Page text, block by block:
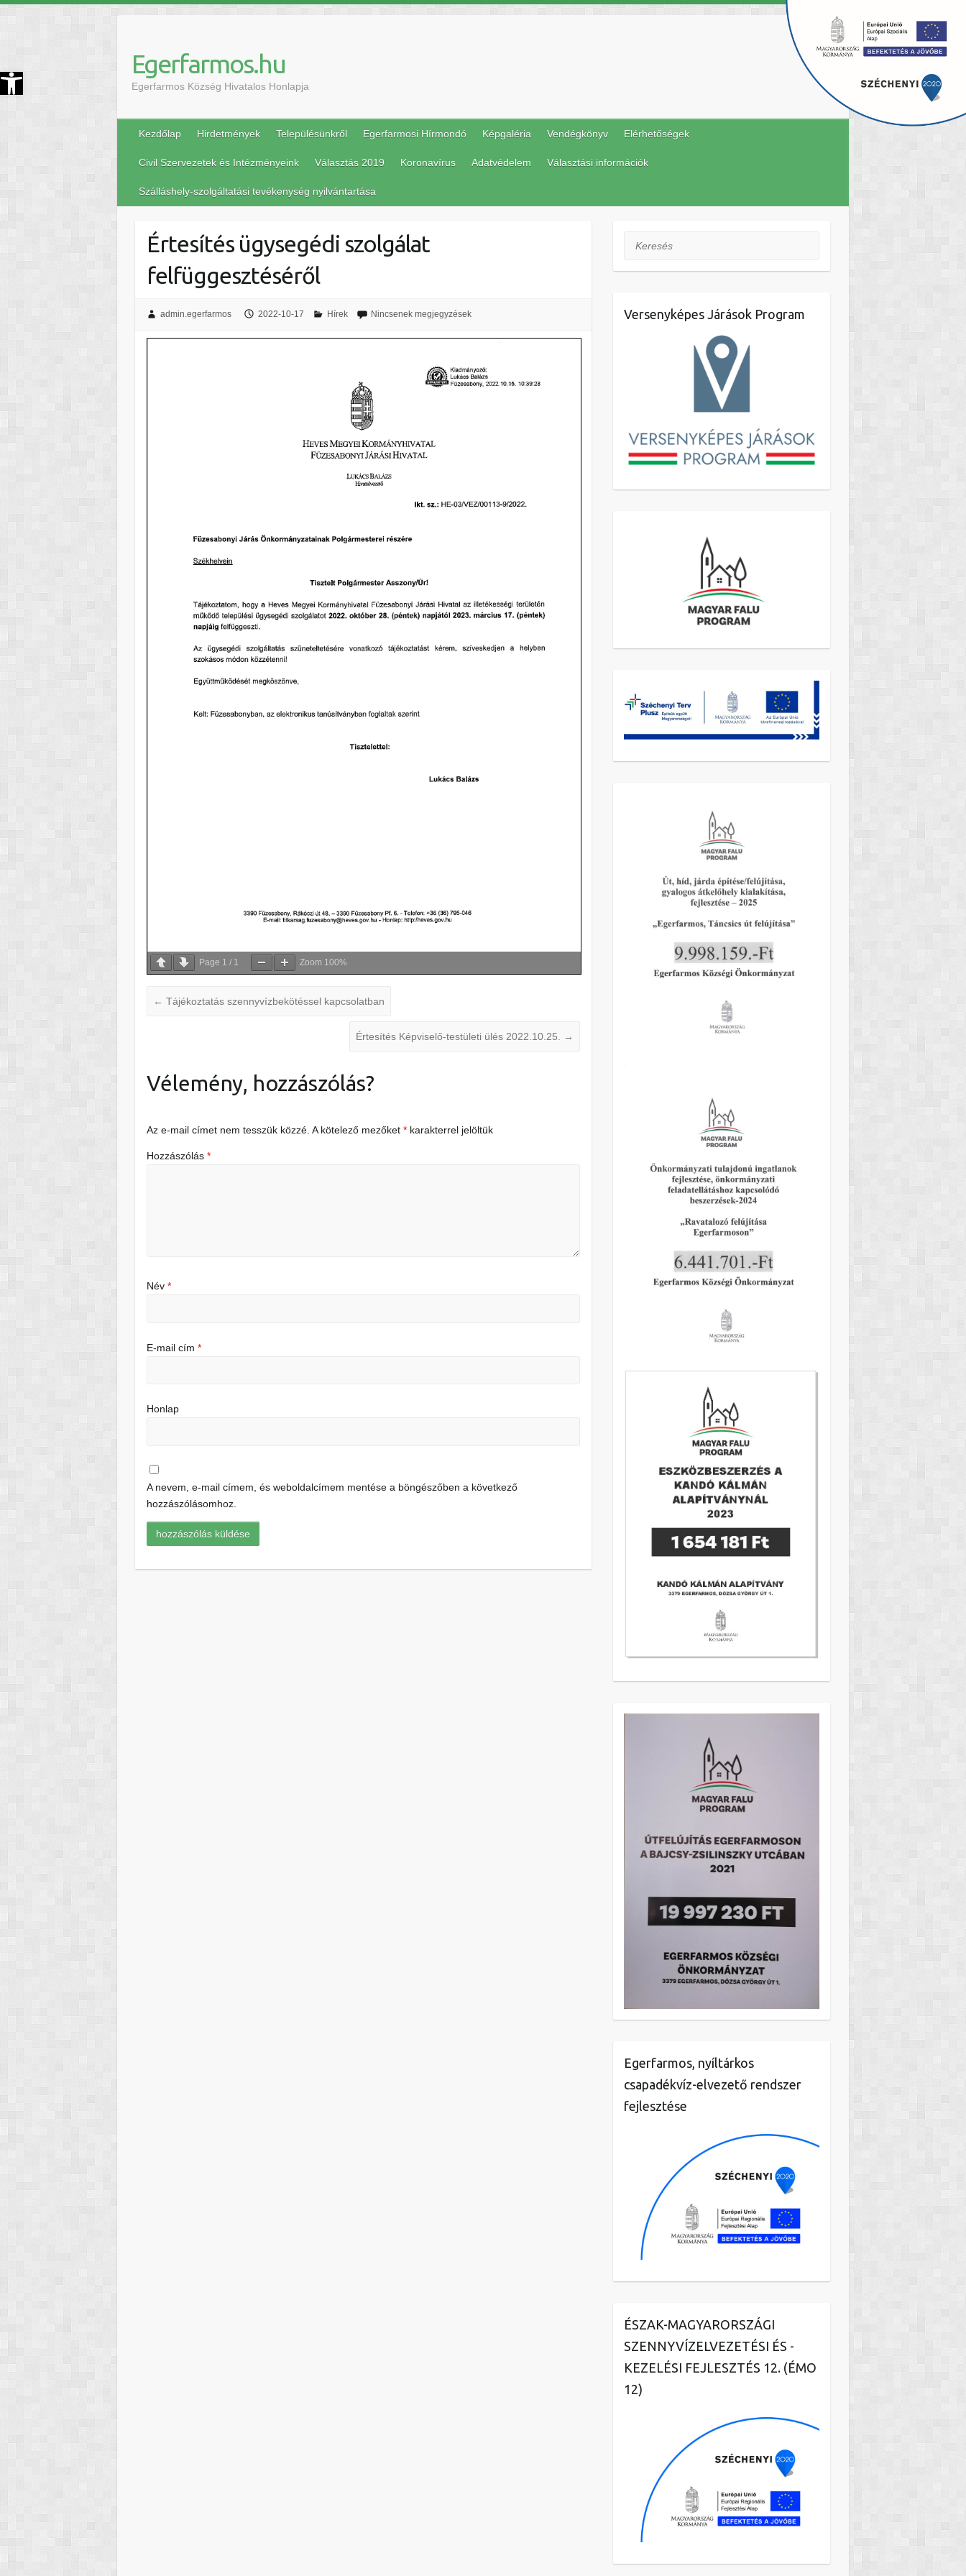
Eszköztár megnyitása Egerfarmos.hu
Egerfarmos Község Hivatalos Honlapja
Kezdőlap Hirdetmények Településünkről Egerfarmosi Hírmondó Képgaléria Vendégkönyv Elérhetőségek
Civil Szervezetek és Intézményeink Választás 2019 Koronavírus Adatvédelem Választási információk
Szálláshely-szolgáltatási tevékenység nyilvántartása
Értesítés ügysegédi szolgálat
felfüggesztéséről
admin.egerfarmos 2022-10-17 Hírek Nincsenek megjegyzések
Page 1 / 1 Zoom 100%
← Tájékoztatás szennyvízbekötéssel kapcsolatban
Értesítés Képviselő-testületi ülés 2022.10.25. →
Vélemény, hozzászólás?
Az e-mail címet nem tesszük közzé. A kötelező mezőket* karakterrel jelöltük
Hozzászólás*
Név*
E-mail cím*
Honlap
A nevem, e-mail címem, és weboldalcímem mentése a böngészőben a következő
hozzászólásomhoz.
Keresés
Versenyképes Járások Program
Egerfarmos, nyíltárkos
csapadékvíz-elvezető rendszer
fejlesztése
ÉSZAK-MAGYARORSZÁGI
SZENNYVÍZELVEZETÉSI ÉS -
KEZELÉSI FEJLESZTÉS 12. (ÉMO
12)